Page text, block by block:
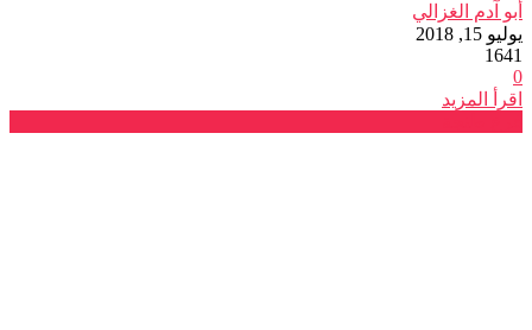
أبو آدم الغزالي
يوليو 15, 2018
1641
0
اقرأ المزيد